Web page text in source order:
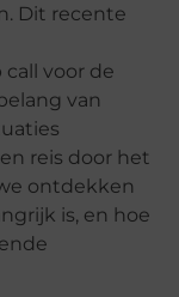
Dit recente
call voor de
van
reis door het
ontdekken
is, en hoe